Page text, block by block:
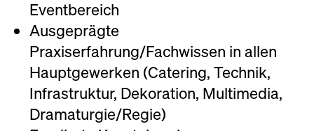
Eventbereich
Ausgeprägte
Praxiserfahrung/Fachwissen in allen
Hauptgewerken (Catering, Technik,
Infrastruktur, Dekoration, Multimedia,
Dramaturgie/Regie)